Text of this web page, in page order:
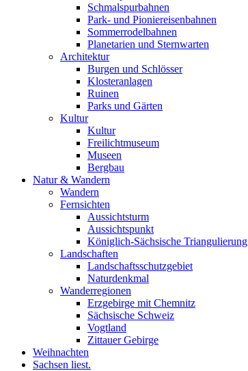
Schmalspurbahnen
Park- und Pioniereisenbahnen
Sommerrodelbahnen
Planetarien und Sternwarten
Architektur
Burgen und Schlösser
Klosteranlagen
Ruinen
Parks und Gärten
Kultur
Kultur
Freilichtmuseum
Museen
Bergbau
Natur & Wandern
Wandern
Fernsichten
Aussichtsturm
Aussichtspunkt
Königlich-Sächsische Triangulierung
Landschaften
Landschaftsschutzgebiet
Naturdenkmal
Wanderregionen
Erzgebirge mit Chemnitz
Sächsische Schweiz
Vogtland
Zittauer Gebirge
Weihnachten
Sachsen liest.